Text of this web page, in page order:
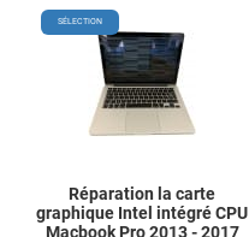
SÉLECTION
Réparation la carte
graphique Intel intégré CPU
Macbook Pro 2013 - 2017